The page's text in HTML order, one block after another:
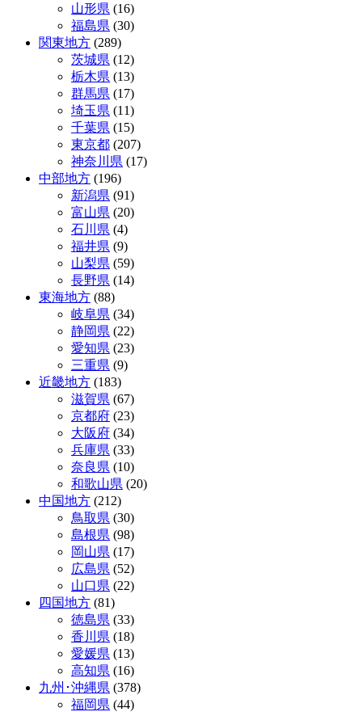
山形県 (16)
福島県 (30)
関東地方 (289)
茨城県 (12)
栃木県 (13)
群馬県 (17)
埼玉県 (11)
千葉県 (15)
東京都 (207)
神奈川県 (17)
中部地方 (196)
新潟県 (91)
富山県 (20)
石川県 (4)
福井県 (9)
山梨県 (59)
長野県 (14)
東海地方 (88)
岐阜県 (34)
静岡県 (22)
愛知県 (23)
三重県 (9)
近畿地方 (183)
滋賀県 (67)
京都府 (23)
大阪府 (34)
兵庫県 (33)
奈良県 (10)
和歌山県 (20)
中国地方 (212)
鳥取県 (30)
島根県 (98)
岡山県 (17)
広島県 (52)
山口県 (22)
四国地方 (81)
徳島県 (33)
香川県 (18)
愛媛県 (13)
高知県 (16)
九州･沖縄県 (378)
福岡県 (44)